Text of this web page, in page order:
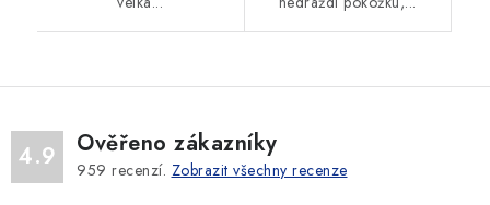
4.9 Ověřeno zákazníky
959 recenzí. Zobrazit všechny recenze